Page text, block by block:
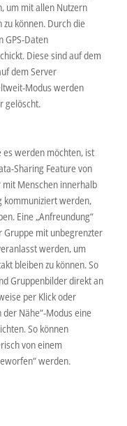
um mit allen Nutzern
können. Durch die
GPS-Daten
Diese sind auf dem
dem Server
Modus werden
gelöscht.
es werden möchten, ist
Sharing Feature von
mit Menschen innerhalb
kommuniziert werden,
Eine „Anfreundung“
Gruppe mit unbegrenzter
werden, um
bleiben zu können. So
Gruppenbilder direkt an
per Klick oder
Nähe“-Modus eine
So können
von einem
werden.